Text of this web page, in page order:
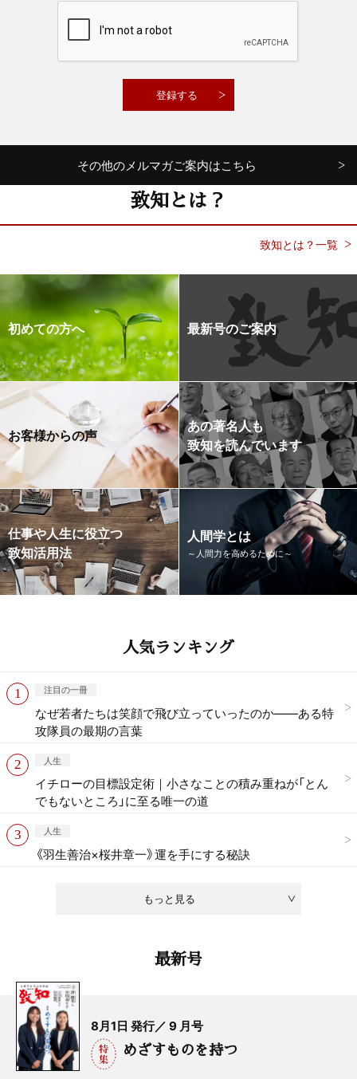
その他のメルマガご案内はこちら
致知とは？
致知とは？一覧
初めての方へ 最新号のご案内
お客様からの声
あの著名人も
致知を読んでいます
仕事や人生に役立つ
致知活用法
人間学とは
～人間力を高めるために～
人気ランキング
もっと見る
注目の一冊
なぜ若者たちは笑顔で飛び立っていったのか——ある特
攻隊員の最期の言葉
人生
イチローの目標設定術｜小さなことの積み重ねが「とん
でもないところ」に至る唯一の道
人生
《羽生善治×桜井章一》運を手にする秘訣
最新号
8月1日 発行／ 9 月号
めざすものを持つ